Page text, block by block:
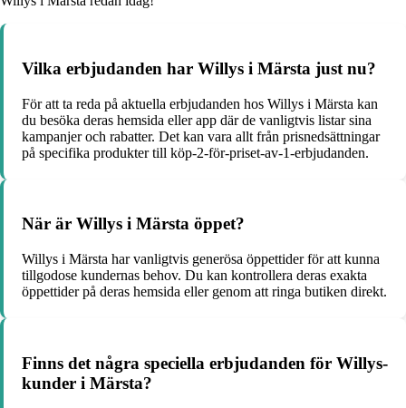
Vilka erbjudanden har Willys i Märsta just nu?
För att ta reda på aktuella erbjudanden hos Willys i Märsta kan
du besöka deras hemsida eller app där de vanligtvis listar sina
kampanjer och rabatter. Det kan vara allt från prisnedsättningar
på specifika produkter till köp-2-för-priset-av-1-erbjudanden.
När är Willys i Märsta öppet?
Willys i Märsta har vanligtvis generösa öppettider för att kunna
tillgodose kundernas behov. Du kan kontrollera deras exakta
öppettider på deras hemsida eller genom att ringa butiken direkt.
Finns det några speciella erbjudanden för Willys-
kunder i Märsta?